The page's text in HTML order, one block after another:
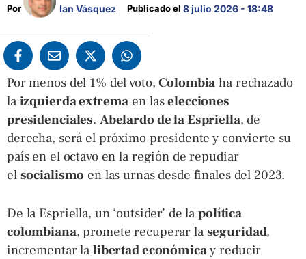
Por Ian Vásquez Publicado el 8 julio 2026 - 18:48
Por menos del 1% del voto,Colombia ha rechazado
la izquierda extrema en laselecciones
presidenciales. Abelardo de la Espriella, de
derecha, será el próximo presidente y convierte su
país en el octavo en la región de repudiar
el socialismo en las urnas desde finales del 2023.
De la Espriella, un ‘outsider’ de lapolítica
colombiana, promete recuperar la seguridad,
incrementar lalibertad económicay reducir